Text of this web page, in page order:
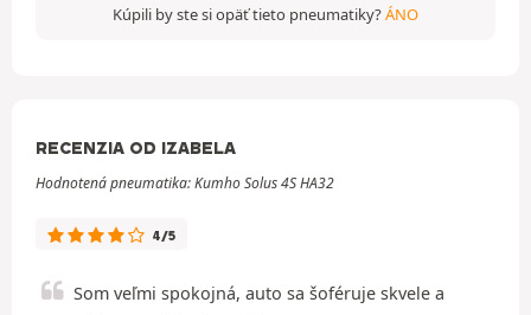
Kúpili by ste si opäť tieto pneumatiky?ÁNO
RECENZIA OD IZABELA
Hodnotená pneumatika: Kumho Solus 4S HA32
4/5
Som veľmi spokojná, auto sa šoféruje skvele a